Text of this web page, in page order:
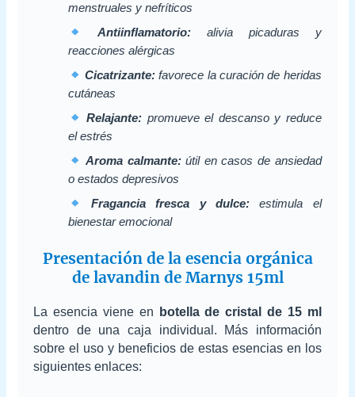
menstruales y nefríticos
Antiinflamatorio:alivia picaduras y
reacciones alérgicas
Cicatrizante: favorece la curación de heridas
cutáneas
Relajante: promueve el descanso y reduce
el estrés
Aroma calmante:útil en casos de ansiedad
o estados depresivos
Fragancia fresca y dulce:estimula el
bienestar emocional
Presentación de la esencia orgánica
de lavandin de Marnys 15ml
La esencia viene en
botella de cristal de 15 ml
dentro de una caja individual. Más información
sobre el uso y beneficios de estas esencias en los
siguientes enlaces: